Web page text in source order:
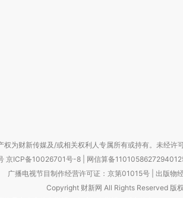
权为财新传媒及/或相关权利人专属所有或持有。未经许
京ICP备10026701号-8 网信算备
广播电视节目制作经营许可证：京第01015号| 出版物
Copyright 财新网 All Rights Reserved 版